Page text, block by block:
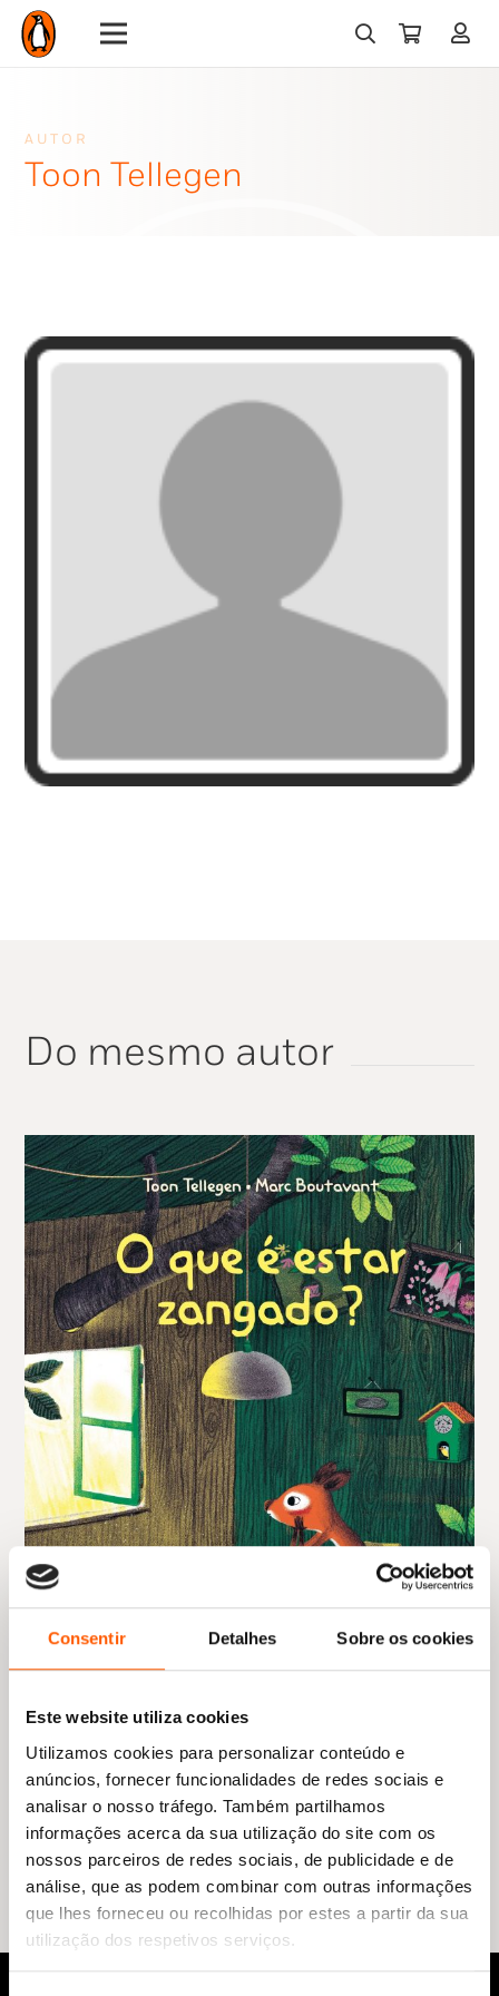
Consentir Detalhes Sobre os cookies
Este website utiliza cookies
Utilizamos cookies para personalizar conteúdo e
anúncios, fornecer funcionalidades de redes sociais e
analisar o nosso tráfego. Também partilhamos
informações acerca da sua utilização do site com os
nossos parceiros de redes sociais, de publicidade e de
análise, que as podem combinar com outras informações
que lhes forneceu ou recolhidas por estes a partir da sua
utilização dos respetivos serviços.
AUTOR
Toon Tellegen
Do mesmo autor
O
preço
original
era:
15,95 €.
O
preço
atual
é:
14,36 €.
O que é estar zangado?
Toon Tellegen